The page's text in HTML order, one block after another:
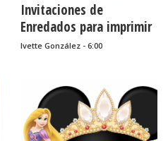
Invitaciones de
Enredados para imprimir
gratis.
Ivette González - 6:00